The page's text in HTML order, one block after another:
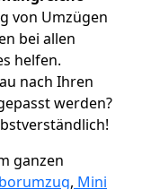
von Umzügen
bei allen
helfen.
nach Ihren
werden?
ganzen
, Mini